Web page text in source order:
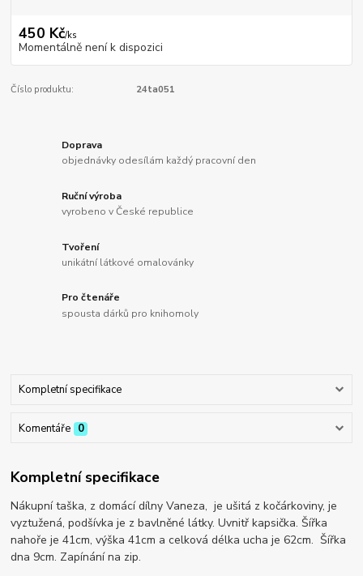
450 Kč/ks
Momentálně není k dispozici
Číslo produktu: 24ta051
Doprava
objednávky odesílám každý pracovní den
Ruční výroba
vyrobeno v České republice
Tvoření
unikátní látkové omalovánky
Pro čtenáře
spousta dárků pro knihomoly
Kompletní specifikace
Komentáře 0
Kompletní specifikace
Nákupní taška, z domácí dílny Vaneza, je ušitá z kočárkoviny, je
vyztužená, podšívka je z bavlněné látky. Uvnitř kapsička. Šířka
nahoře je 41cm, výška 41cm a celková délka ucha je 62cm. Šířka
dna 9cm. Zapínání na zip.